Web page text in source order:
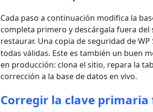
Cada paso a continuación modifica la
completa primero y descárgala fuera del
restaurar. Una copia de seguridad de
todas válidas. Este es también un buen
en producción: clona el sitio, repara la
corrección a la base de datos en vivo.
Corregir la clave